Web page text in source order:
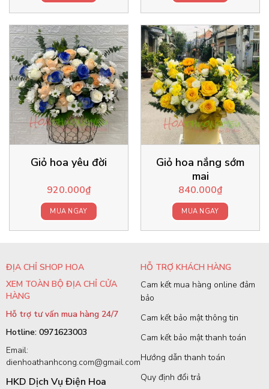
Giỏ hoa yêu đời
920.000₫
MUA NGAY
Giỏ hoa nắng sớm
mai
840.000₫
MUA NGAY
ĐỊA CHỈ SHOP HOA
XEM TOÀN BỘ ĐỊA CHỈ CỬA
HÀNG
Hỗ trợ tư vấn mua hàng 24/7
Hotline: 0971623003
Email:
dienhoathanhcong.com@gmail.com
HKD Dịch Vụ Điện Hoa
HỖ TRỢ KHÁCH HÀNG
Cam kết mua hàng online đảm
bảo
Cam kết bảo mật thông tin
Cam kết bảo mật thanh toán
Hướng dẫn thanh toán
Quy định đổi trả